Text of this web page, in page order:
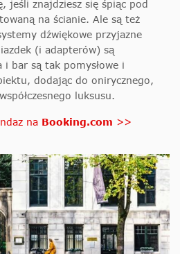
jeśli znajdziesz się śpiąc pod
na ścianie. Ale są też
dźwiękowe przyjazne
(i adapterów) są
bar są tak pomysłowe i
dodając do onirycznego,
luksusu.
na Booking.com >>